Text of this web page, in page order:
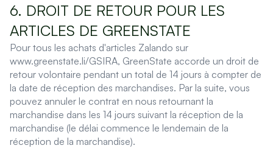
6. DROIT DE RETOUR POUR LES
ARTICLES DE GREENSTATE
Pour tous les achats d'articles Zalando sur
www.greenstate.li/GSIRA, GreenState accorde un droit de
retour volontaire pendant un total de 14 jours à compter de
la date de réception des marchandises. Par la suite, vous
pouvez annuler le contrat en nous retournant la
marchandise dans les 14 jours suivant la réception de la
marchandise (le délai commence le lendemain de la
réception de la marchandise).